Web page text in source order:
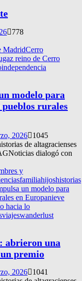
778
MadridCerro
reino de Cerro
independencia
modelo para
pueblos rurales
2026
1045
de altagracienses
dialogó con
y
familiahijoshistorias
un modelo para
en Europanieve
hacia lo
viajeswanderlust
abrieron una
premio
2026
1041